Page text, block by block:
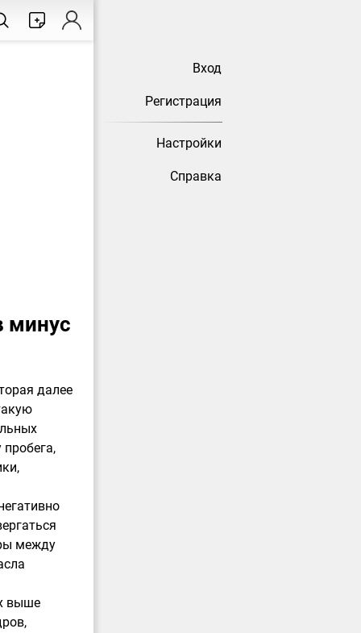
Вход
Регистрация
Настройки
Справка
минус
далее
между
выше